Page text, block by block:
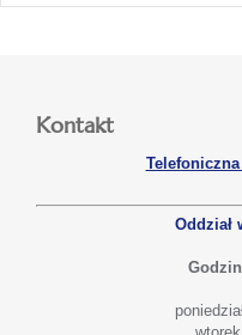
Kontakt
Oddział